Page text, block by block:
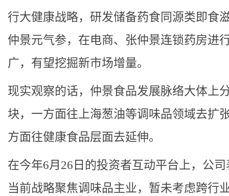
行大健康战略，研发储备药食同源类即食
仲景元气参，在电商、张仲景连锁药房进
广，有望挖掘新市场增量。
现实观察的话，仲景食品发展脉络大体上
块，一方面往上海葱油等调味品领域去扩
方面往健康食品层面去延伸。
在今年6月26日的投资者互动平台上，公
当前战略聚焦调味品主业，暂未考虑跨行